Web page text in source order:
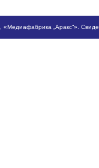
, «Медиафабрика „Аракс“».